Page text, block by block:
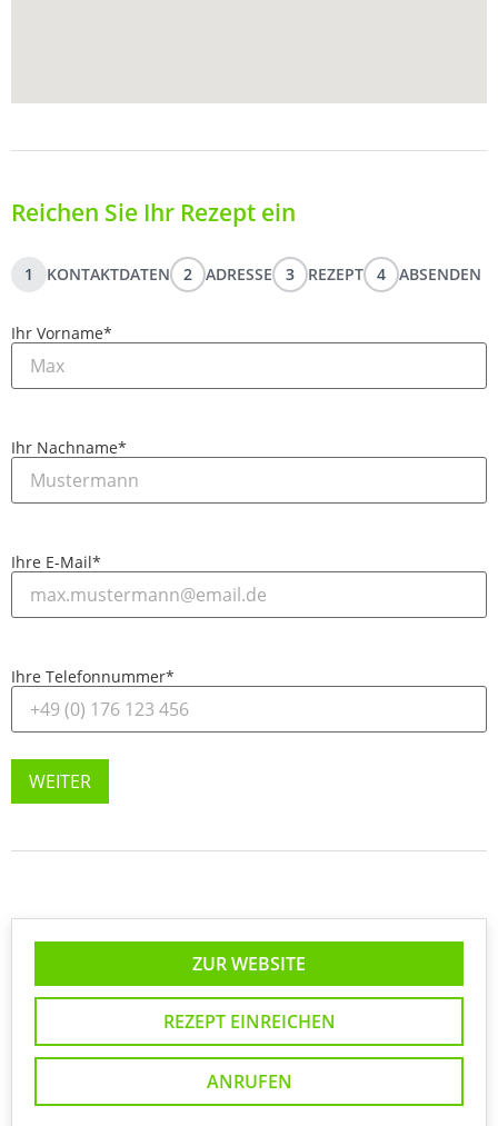
Reichen Sie Ihr Rezept ein
1 KONTAKTDATEN 2 ADRESSE 3 REZEPT 4 ABSENDEN
Ihr Vorname*
Ihr Nachname*
Ihre E-Mail*
Ihre Telefonnummer*
WEITER
ZUR WEBSITE
REZEPT EINREICHEN
ANRUFEN